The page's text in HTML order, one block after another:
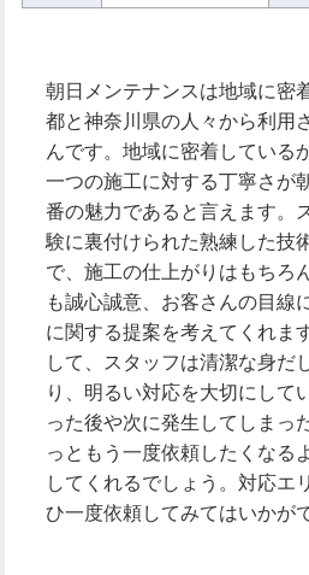
朝日メンテナンスは地域に密
都と神奈川県の人々から利用
んです。地域に密着している
一つの施工に対する丁寧さが
番の魅力であると言えます。
験に裏付けられた熟練した技
で、施工の仕上がりはもちろ
も誠心誠意、お客さんの目線
に関する提案を考えてくれま
して、スタッフは清潔な身だ
り、明るい対応を大切にして
った後や次に発生してしまっ
っともう一度依頼したくなる
してくれるでしょう。対応エ
ひ一度依頼してみてはいかが